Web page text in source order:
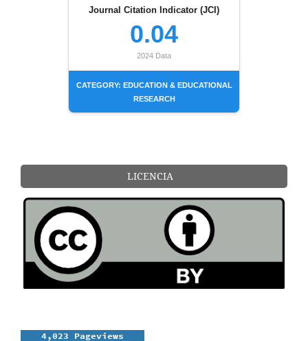
Journal Citation Indicator (JCI)
0.04
2024 Data
CATEGORY: EDUCATION & EDUCATIONAL
RESEARCH
LICENCIA